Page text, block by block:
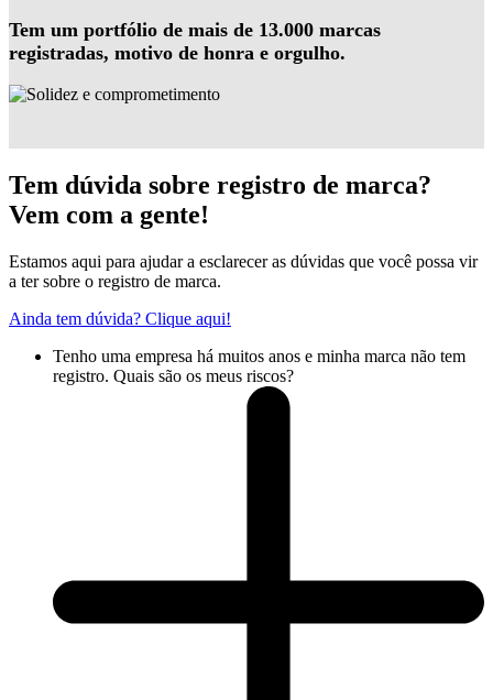
Tem um portfólio de mais de 13.000 marcas
registradas, motivo de honra e orgulho.
Tem dúvida sobre registro de marca?
Vem com a gente!
Estamos aqui para ajudar a esclarecer as dúvidas que você possa vir
a ter sobre o registro de marca.
Ainda tem dúvida? Clique aqui!
Tenho uma empresa há muitos anos e minha marca não tem
registro. Quais são os meus riscos?